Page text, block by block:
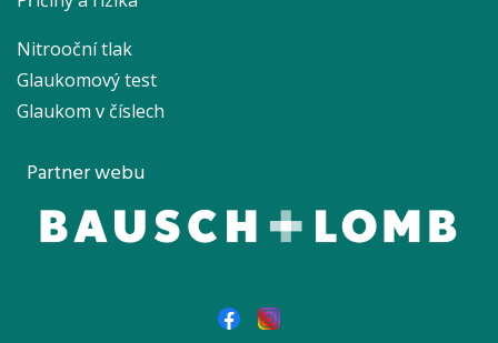
Nitrooční tlak
Glaukomový test
Glaukom v číslech
Partner webu